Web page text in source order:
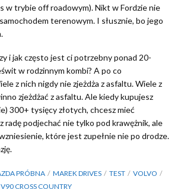
w trybie off roadowym). Nikt w Fordzie nie
terenowym. I słusznie, bo jego
i jak często jest ci potrzebny ponad 20-
w rodzinnym kombi? A po co
z nich nigdy nie zjeżdża z asfaltu. Wiele z
zjeżdżać z asfaltu. Ale kiedy kupujesz
300+ tysięcy złotych, chcesz mieć
radę podjechać nie tylko pod krawężnik, ale
które jest zupełnie nie po drodze.
PRÓBNA MAREK DRIVES TEST
VOLVO
CROSS COUNTRY